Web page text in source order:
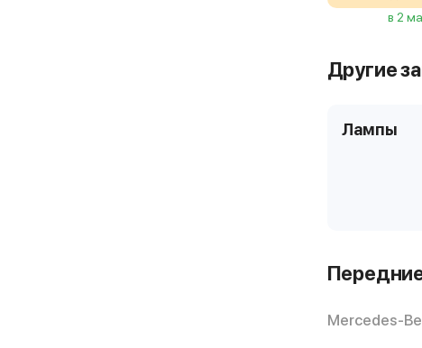
в 2
Другие
Лампы
Mercedes-